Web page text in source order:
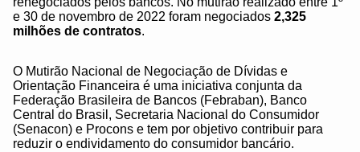
e 30 de novembro de 2022 foram negociados 2,325
milhões de contratos.
O Mutirão Nacional de Negociação de Dívidas e
Orientação Financeira é uma iniciativa conjunta da
Federação Brasileira de Bancos (Febraban), Banco
Central do Brasil, Secretaria Nacional do Consumidor
(Senacon) e Procons e tem por objetivo contribuir para
reduzir o endividamento do consumidor bancário.